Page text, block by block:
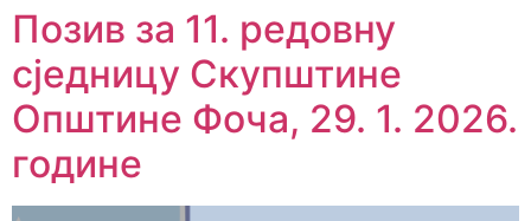
Позив за 11. редовну
сједницу Скупштине
Општине Фоча, 29. 1. 2026.
године